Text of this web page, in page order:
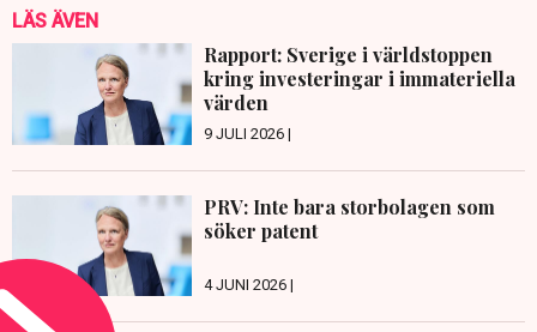
LÄS ÄVEN
Rapport: Sverige i världstoppen
kring investeringar i immateriella
värden
9 JULI 2026 |
PRV: Inte bara storbolagen som
söker patent
4 JUNI 2026 |